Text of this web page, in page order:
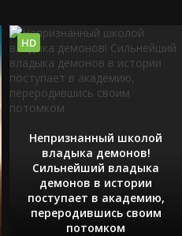
Непризнанный школой
владыка демонов!
Сильнейший владыка
демонов в истории
поступает в академию,
переродившись своим
потомком
HD